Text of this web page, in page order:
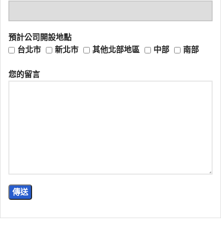
預計公司開設地點
台北市
新北市 其他北部地區 中部 南部
您的留言